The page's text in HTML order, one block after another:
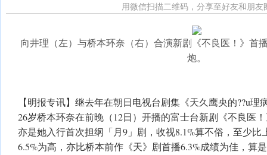
用微信扫描二维码，分享至好友和朋友
向井理（左）与桥本环奈（右）合演新剧《不良医！》首
炮。
【明报专讯】继去年在朝日电视台剧集《天久鹰央的??u
26岁桥本环奈在前晚（12日）开播的富士台新剧《不良医
亦是她入行首次担纲「月9」剧，收视8.1%算不俗，至少比
6.5%为高，亦比桥本前作《天》剧首播6.3%成绩为佳，算